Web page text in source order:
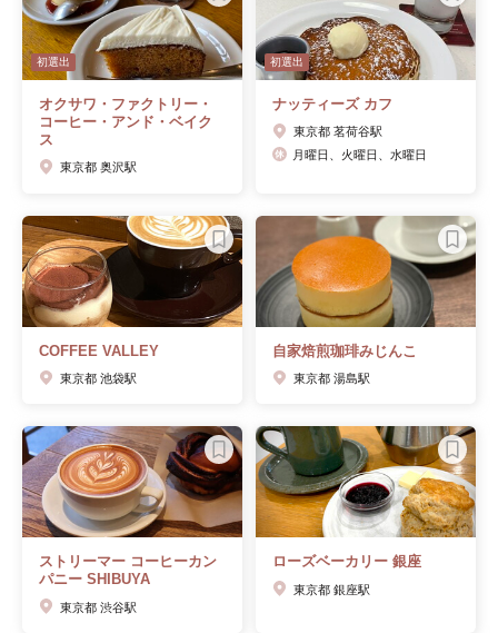
初選出
オクサワ・ファクトリー・
コーヒー・アンド・ベイク
ス
東京都 奥沢駅
初選出
ナッティーズ カフ
東京都 茗荷谷駅
月曜日、火曜日、水曜日
COFFEE VALLEY
東京都 池袋駅
自家焙煎珈琲みじんこ
東京都 湯島駅
ストリーマー コーヒーカン
パニー SHIBUYA
東京都 渋谷駅
ローズベーカリー 銀座
東京都 銀座駅